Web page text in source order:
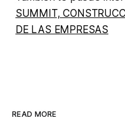
SUMMIT,
DE LAS EMPRESAS
READ MORE